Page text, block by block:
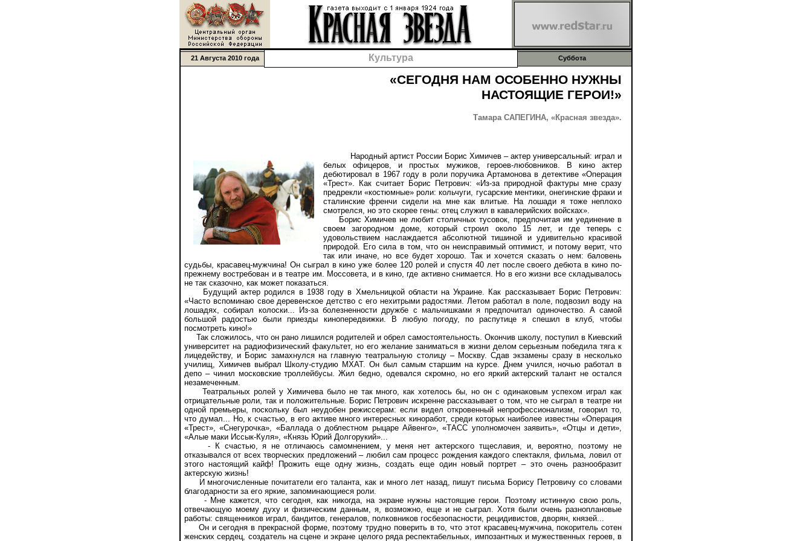
21 Августа 2010 года Культура Суббота
«СЕГОДНЯ НАМ ОСОБЕННО НУЖНЫ
НАСТОЯЩИЕ ГЕРОИ!»
Тамара САПЕГИНА, «Красная звезда».
Народный артист России Борис Химичев – актер универсальный: играл и
белых офицеров, и простых мужиков, героев-любовников. В кино актер
дебютировал в 1967 году в роли поручика Артамонова в детективе «Операция
«Трест». Как считает Борис Петрович: «Из-за природной фактуры мне сразу
предрекли «костюмные» роли: кольчуги, гусарские ментики, онегинские фраки и
сталинские френчи сидели на мне как влитые. На лошади я тоже неплохо
смотрелся, но это скорее гены: отец служил в кавалерийских войсках».
Борис Химичев не любит столичных тусовок, предпочитая им уединение в
своем загородном доме, который строил около 15 лет, и где теперь с
удовольствием наслаждается абсолютной тишиной и удивительно красивой
природой. Его сила в том, что он неисправимый оптимист, и потому верит, что
так или иначе, но все будет хорошо. Так и хочется сказать о нем: баловень
судьбы, красавец-мужчина! Он сыграл в кино уже более 120 ролей и спустя 40 лет после своего дебюта в кино по-
прежнему востребован и в театре им. Моссовета, и в кино, где активно снимается. Но в его жизни все складывалось
не так сказочно, как может показаться.
Будущий актер родился в 1938 году в Хмельницкой области на Украине. Как рассказывает Борис Петрович:
«Часто вспоминаю свое деревенское детство с его нехитрыми радостями. Летом работал в поле, подвозил воду на
лошадях, собирал колоски... Из-за болезненности дружбе с мальчишками я предпочитал одиночество. А самой
большой радостью были приезды кинопередвижки. В любую погоду, по распутице я спешил в клуб, чтобы
посмотреть кино!»
Так сложилось, что он рано лишился родителей и обрел самостоятельность. Окончив школу, поступил в Киевский
университет на радиофизический факультет, но его желание заниматься в жизни делом серьезным победила тяга к
лицедейству, и Борис замахнулся на главную театральную столицу – Москву. Сдав экзамены сразу в несколько
училищ, Химичев выбрал Школу-студию МХАТ. Он был самым старшим на курсе. Днем учился, ночью работал в
депо – чинил московские троллейбусы. Жил бедно, одевался скромно, но его яркий актерский талант не остался
незамеченным.
Театральных ролей у Химичева было не так много, как хотелось бы, но он с одинаковым успехом играл как
отрицательные роли, так и положительные. Борис Петрович искренне рассказывает о том, что не сыграл в театре ни
одной премьеры, поскольку был неудобен режиссерам: если видел откровенный непрофессионализм, говорил то,
что думал... Но, к счастью, в его активе много интересных киноработ, среди которых наиболее известны «Операция
«Трест», «Снегурочка», «Баллада о доблестном рыцаре Айвенго», «ТАСС уполномочен заявить», «Отцы и дети»,
«Алые маки Иссык-Куля», «Князь Юрий Долгорукий»...
- К счастью, я не отличаюсь самомнением, у меня нет актерского тщеславия, и, вероятно, поэтому не
отказывался от всех творческих предложений – любил сам процесс рождения каждого спектакля, фильма, ловил от
этого настоящий кайф! Прожить еще одну жизнь, создать еще один новый портрет – это очень разнообразит
актерскую жизнь!
И многочисленные почитатели его таланта, как и много лет назад, пишут письма Борису Петровичу со словами
благодарности за его яркие, запоминающиеся роли.
- Мне кажется, что сегодня, как никогда, на экране нужны настоящие герои. Поэтому истинную свою роль,
отвечающую моему духу и физическим данным, я, возможно, еще и не сыграл. Хотя были очень разноплановые
работы: священников играл, бандитов, генералов, полковников госбезопасности, рецидивистов, дворян, князей...
Он и сегодня в прекрасной форме, поэтому трудно поверить в то, что этот красавец-мужчина, покоритель сотен
женских сердец, создатель на сцене и экране целого ряда респектабельных, импозантных и мужественных героев, в